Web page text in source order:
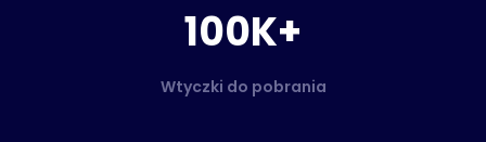
100K+
Wtyczki do pobrania